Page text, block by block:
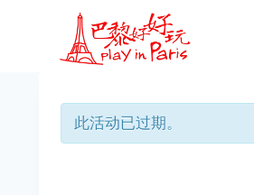
此活动已过期。